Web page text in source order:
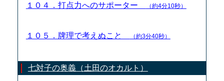
１０４．打点力へのサポーター （約4分10秒）
１０５．牌理で考えぬこと （約3分40秒）
七対子の奥義（土田のオカルト）